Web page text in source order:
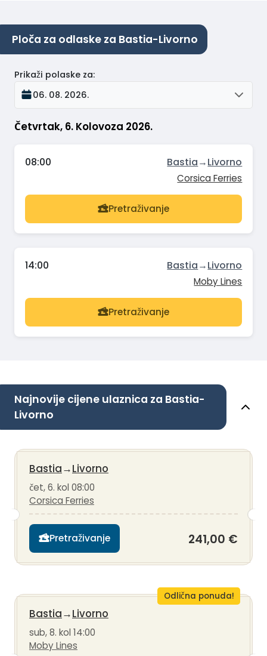
Ploča za odlaske za Bastia-Livorno
Četvrtak, 6. Kolovoza 2026.
Prikaži polaske za:
06. 08. 2026.
08:00 Bastia→Livorno
Corsica Ferries
Pretraživanje
14:00 Bastia→Livorno
Moby Lines
Pretraživanje
Najnovije cijene ulaznica za Bastia-
Livorno
Bastia→Livorno
čet, 6. kol 08:00
Corsica Ferries
Pretraživanje 241,00 €
Odlična ponuda!
Bastia→Livorno
sub, 8. kol 14:00
Moby Lines